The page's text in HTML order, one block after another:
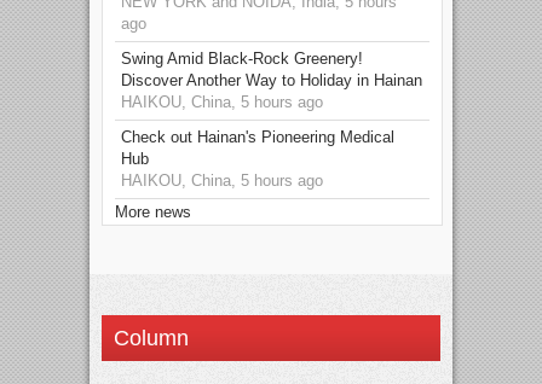
ago
Swing Amid Black‑Rock Greenery!
Discover Another Way to Holiday in Hainan
HAIKOU, China, 5 hours ago
Check out Hainan's Pioneering Medical
Hub
HAIKOU, China, 5 hours ago
More news
Column